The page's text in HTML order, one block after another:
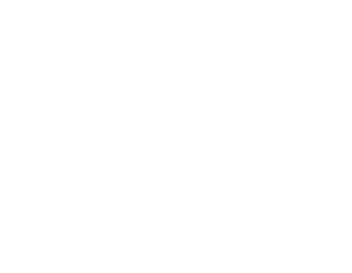
auch zum
Ökopunkten durch eine